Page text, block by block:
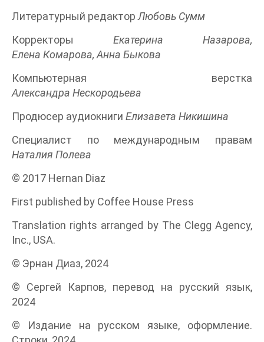
Литературный редакторЛюбовь Сумм
Корректоры Екатерина Назарова,
Елена Комарова, Анна Быкова
Компьютерная верстка
Александра Нескородьева
Продюсер аудиокниги Елизавета Никишина
Специалист по международным правам
Наталия Полева
© 2017 Hernan Diaz
First published by Coffee House Press
Translation rights arranged by The Clegg Agency,
Inc., USA.
© Эрнан Диаз, 2024
© Сергей Карпов, перевод на русский язык,
2024
© Издание на русском языке, оформление.